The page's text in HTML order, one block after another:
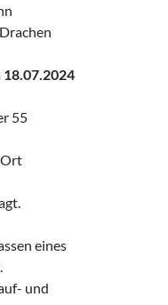
18.07.2024
55
eines
und